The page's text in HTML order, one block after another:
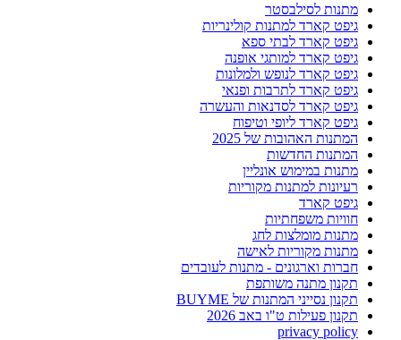
מתנות לסילבסטר
גיפט קארד למתנות קולינריות
גיפט קארד לבתי ספא
גיפט קארד למותגי אופנה
גיפט קארד לנופש ולמלונות
גיפט קארד לתרבות ופנאי
גיפט קארד לסדנאות והעשרה
גיפט קארד ליופי וטיפוח
המתנות האהובות של 2025
המתנות החדשות
מתנות במימוש אונליין
רעיונות למתנות מקוריות
גיפט קארד
חוויות משפחתיות
מתנות מומלצות לחג
מתנות מקוריות לאישה
חברות וארגונים - מתנות לעובדים
תקנון מתנה משותפת
תקנון נסייני המתנות של BUYME
תקנון פעילות ט"ו באב 2026
privacy policy